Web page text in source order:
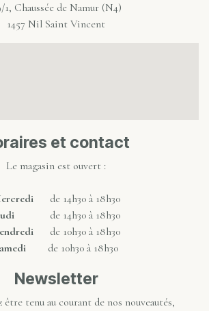
1, Chaussée de Namur (N4)
1457 Nil Saint Vincent
et contact
Le magasin est ouvert :
de 14h30 à 18h30
de 14h30 à 18h30
de 10h30 à 18h30
de 10h30 à 18h30
Newsletter
être tenu au courant de nos nouveautés,